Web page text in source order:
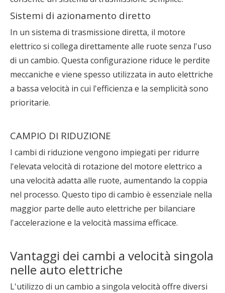
Sistemi di azionamento diretto
In un sistema di trasmissione diretta, il motore
elettrico si collega direttamente alle ruote senza l'uso
di un cambio. Questa configurazione riduce le perdite
meccaniche e viene spesso utilizzata in auto elettriche
a bassa velocità in cui l'efficienza e la semplicità sono
prioritarie.
CAMPIO DI RIDUZIONE
I cambi di riduzione vengono impiegati per ridurre
l'elevata velocità di rotazione del motore elettrico a
una velocità adatta alle ruote, aumentando la coppia
nel processo. Questo tipo di cambio è essenziale nella
maggior parte delle auto elettriche per bilanciare
l'accelerazione e la velocità massima efficace.
Vantaggi dei cambi a velocità singola
nelle auto elettriche
L'utilizzo di un cambio a singola velocità offre diversi